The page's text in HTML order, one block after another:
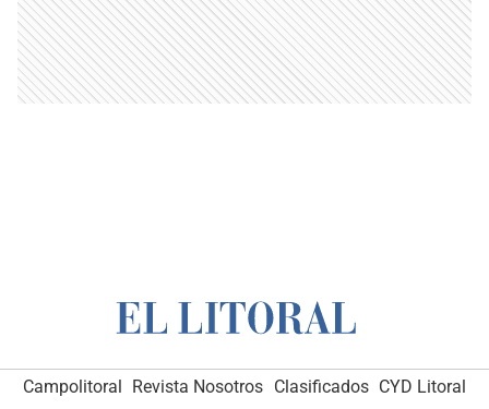
Campolitoral Revista Nosotros Clasificados CYD Litoral